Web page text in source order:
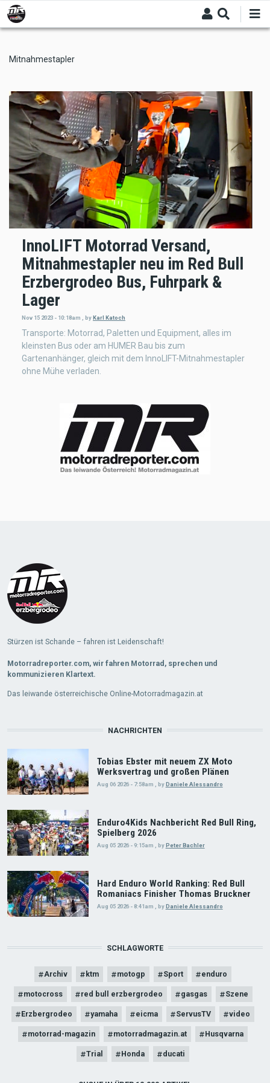
Skip
to
main
Mitnahmestapler
InnoLIFT Motorrad Versand,
Mitnahmestapler neu im Red Bull
Erzbergrodeo Bus, Fuhrpark &
Lager
Nov 15 2023 - 10:18am , by Karl Katoch
Transporte: Motorrad, Paletten und Equipment, alles im
kleinsten Bus oder am HUMER Bau bis zum
Gartenanhänger, gleich mit dem InnoLIFT-Mitnahmestapler
ohne Mühe verladen.
Stürzen ist Schande – fahren ist Leidenschaft!
Motorradreporter.com, wir fahren Motorrad, sprechen und
kommunizieren Klartext.
Das leiwande österreichische Online-Motorradmagazin.at
NACHRICHTEN
Tobias Ebster mit neuem ZX Moto
Werksvertrag und großen Plänen
Aug 06 2026 - 7:58am , byDaniele Alessandro
Enduro4Kids Nachbericht Red Bull Ring,
Spielberg 2026
Aug 05 2026 - 9:15am byPeter Bachler
Hard Enduro World Ranking: Red Bull
Romaniacs Finisher Thomas Bruckner
Aug 05 2026 - 8:41am byDaniele Alessandro
SCHLAGWORTE
Archiv ktm motogp Sport enduro
motocross red bull erzbergrodeo gasgas Szene
Erzbergrodeo yamaha eicma ServusTV video
motorrad-magazin motorradmagazin.at Husqvarna
Trial Honda ducati